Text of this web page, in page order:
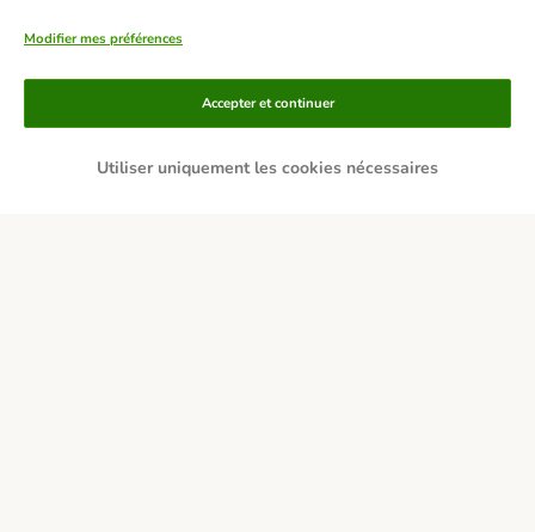
Modifier mes préférences
Utiliser uniquement les cookies nécessaires
Accepter et continuer